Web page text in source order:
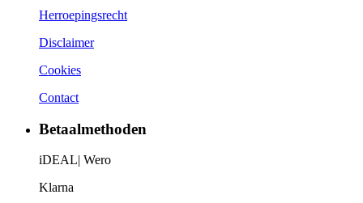
Herroepingsrecht
Disclaimer
Cookies
Contact
Betaalmethoden
iDEAL| Wero
Klarna